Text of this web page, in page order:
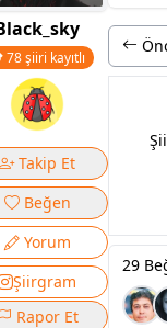
78 şiiri kayıtlı
Takip Et
Beğen
Yorum
Şiirgram
Rapor Et
29